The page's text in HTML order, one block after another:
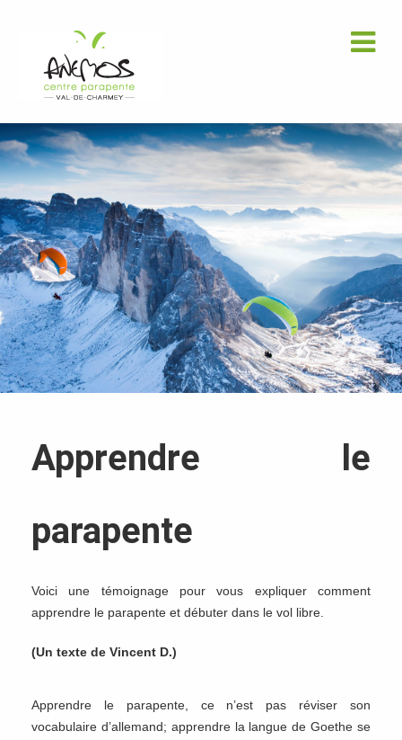
Apprendre le
parapente
Voici une témoignage pour vous expliquer comment
apprendre le parapente et débuter dans le vol libre.
(Un texte de Vincent D.)
Apprendre le parapente, ce n’est pas réviser son
vocabulaire d’allemand; apprendre la langue de Goethe se